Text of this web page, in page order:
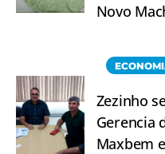
Novo
Zezinho
Gerencia
Maxbem